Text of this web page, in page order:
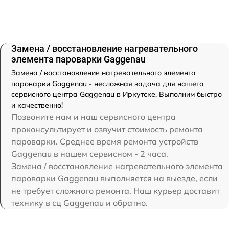
Замена / восстановление нагревательного
элемента пароварки Gaggenau
Замена / восстановление нагревательного элемента
пароварки Gaggenau - несложная задача для нашего
сервисного центра Gaggenau в Иркутске. Выполним быстро
и качественно!
Позвоните нам и наш сервисного центра
проконсультирует и озвучит стоимость ремонта
пароварки. Среднее время ремонта устройств
Gaggenau в нашем сервисном - 2 часа.
Замена / восстановление нагревательного элемента
пароварки Gaggenau выполняется на выезде, если
не требует сложного ремонта. Наш курьер доставит
технику в сц Gaggenau и обратно.